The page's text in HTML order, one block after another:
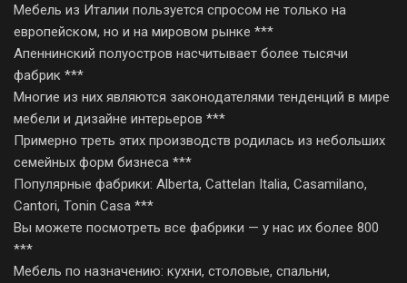
Мебель из Италии пользуется спросом не только на
европейском, но и на мировом рынке ***
Апеннинский полуостров насчитывает более тысячи
фабрик ***
Многие из них являются законодателями тенденций в мире
мебели и дизайне интерьеров ***
Примерно треть этих производств родилась из небольших
семейных форм бизнеса ***
Популярные фабрики: Alberta, Cattelan Italia, Casamilano,
Cantori, Tonin Casa ***
Вы можете посмотреть все фабрики — у нас их более 800
***
Мебель по назначению: кухни, столовые, спальни,